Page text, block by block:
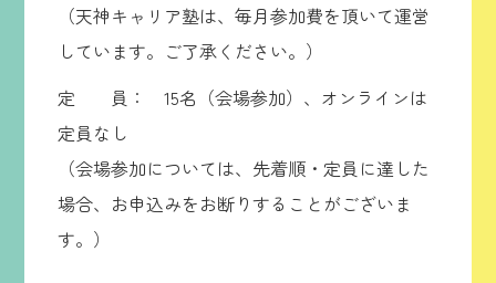
（天神キャリア塾は、毎月参加費を頂いて運営
しています。ご了承ください。）
定 員： 15名（会場参加）、オンラインは
定員なし
（会場参加については、先着順・定員に達した
場合、お申込みをお断りすることがございま
す。）